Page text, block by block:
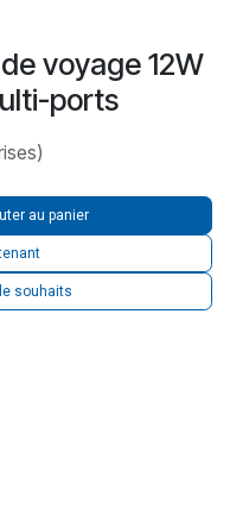
voyage 12W
ports
au panier
souhaits